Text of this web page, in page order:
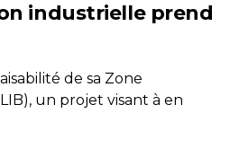
industrielle prend
de sa Zone
un projet visant à en